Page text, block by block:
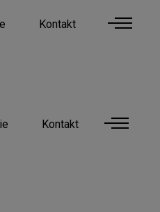
Kontakt
Kontakt